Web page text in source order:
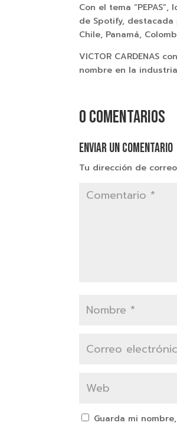
Con el tema
de Spotify,
Chile, Panamá,
VICTOR CARDENAS
nombre en la
0 comentarios
Enviar un comentario
Tu dirección de
Guarda mi